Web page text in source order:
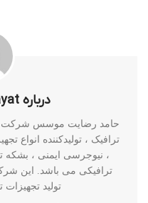
درباره Hamed Rezayat
حامد رضایت موسس شرکت
ترافیک ، تولیدکننده انواع
، نیوجرسی ایمنی ، بشکه
تولید تجهیزات